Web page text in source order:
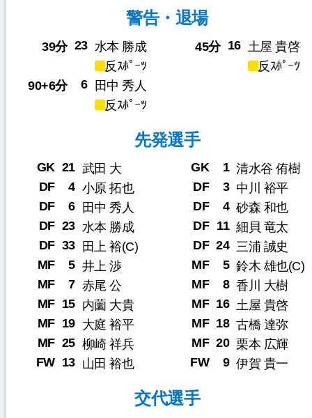
警告・退場
39分 23 水本 勝成
反ｽﾎﾟｰﾂ
90+6分
6
田中 秀人
反ｽﾎﾟｰﾂ
45分 16 土屋 貴啓
反ｽﾎﾟｰﾂ
先発選手
GK 21 武田 大
DF
4 小原 拓也
DF
6
田中 秀人
DF 23 水本 勝成
DF 33
田上 裕(C)
MF
5 井上 渉
MF
7 赤尾 公
MF 15 内薗 大貴
MF 19 大庭 裕平
MF 25 柳崎 祥兵
FW 13 山田 裕也
GK 1 清水谷 侑樹
DF
3 中川 裕平
DF
4 砂森 和也
DF 11 細貝 竜太
DF 24 三浦 誠史
MF
5 鈴木 雄也(C)
MF
8 香川 大樹
MF 16 土屋 貴啓
MF 18 古橋 達弥
MF 20 栗本 広輝
FW
9 伊賀 貴一
交代選手